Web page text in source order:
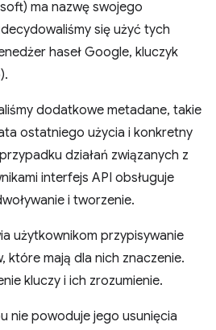
ma nazwę swojego
się użyć tych
haseł Google, kluczyk
dodatkowe metadane, takie
ostatniego użycia i konkretny
działań związanych z
interfejs API obsługuje
i tworzenie.
użytkownikom przypisywanie
które mają dla nich znaczenie.
kluczy i ich zrozumienie.
nie powoduje jego usunięcia